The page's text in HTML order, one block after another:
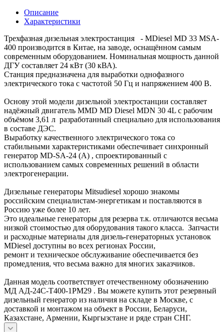
Описание
Характеристики
Трехфазная дизельная электростанция - MDiesel MD 33 MSA-
400 производится в Китае, на заводе, оснащённом самым
современным оборудованием. Номинальная мощность данной
ДГУ составляет 24 кВт (30 кВА).
Станция предназначена для выработки однофазного
электрического тока с частотой 50 Гц и напряжением 400 В.
Основу этой модели дизельной электростанции составляет
надёжный двигатель MMD MD Diesel MDN 30 4L с рабочим
объёмом 3,61 л разработанный специально для использования
в составе ДЭС.
Выработку качественного электрического тока со
стабильными характеристиками обеспечивает синхронный
генератор MD-SA-24 (А) , спроектированный с
использованием самых современных решений в области
электрогенерации.
Дизельные генераторы Mitsudiesel хорошо знакомы
российским специалистам-энергетикам и поставляются в
Россию уже более 10 лет.
Это идеальные генераторы для резерва т.к. отличаются весьма
низкой стоимостью для оборудования такого класса. Запчасти
и расходные материалы для дизель-генераторных установок
MDiesel доступны во всех регионах России,
ремонт и техническое обслуживание обеспечивается без
промедления, что весьма важно для многих заказчиков.
Данная модель соответствует отечественному обозначению
МД АД-24С-Т400-1РМ29 . Вы можете купить этот резервный
дизельный генератор из наличия на складе в Москве, с
доставкой и монтажом на объект в России, Беларуси,
Казахстане, Армении, Кыргызстане и ряде стран СНГ.